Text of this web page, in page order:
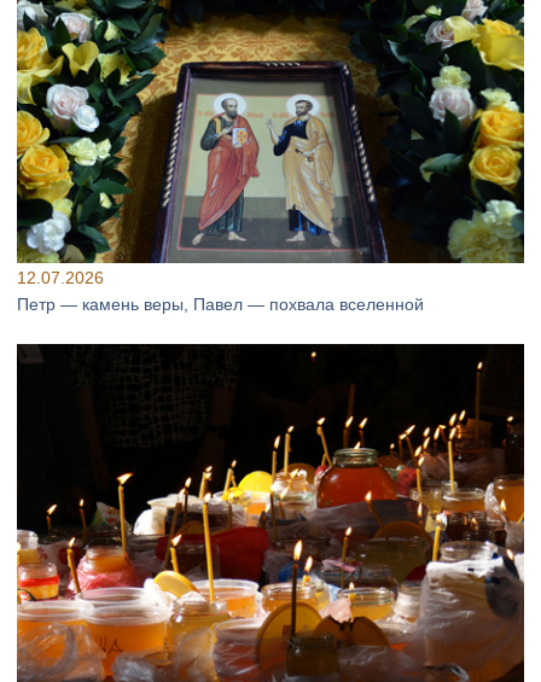
12.07.2026
Петр — камень веры, Павел — похвала вселенной